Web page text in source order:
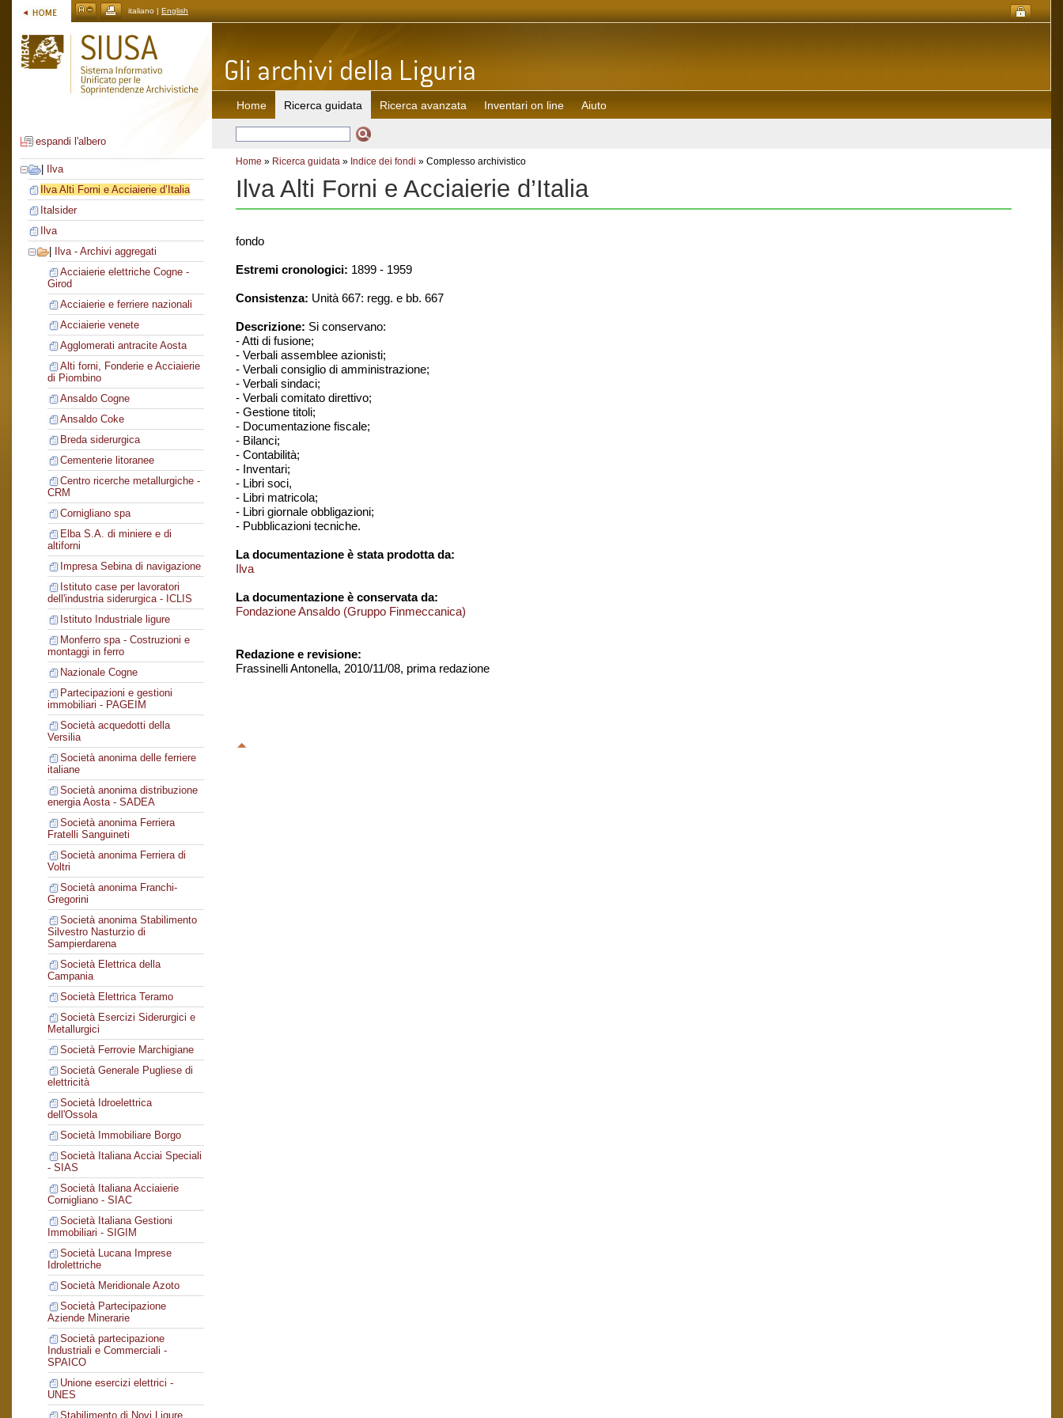
italiano | English
espandi l'albero
Ilva
Ilva Alti Forni e Acciaierie d’Italia
Italsider
Ilva
Ilva - Archivi aggregati
Acciaierie elettriche Cogne -
Girod
Acciaierie e ferriere nazionali
Acciaierie venete
Agglomerati antracite Aosta
Alti forni, Fonderie e Acciaierie
di Piombino
Ansaldo Cogne
Ansaldo Coke
Breda siderurgica
Cementerie litoranee
Centro ricerche metallurgiche -
CRM
Cornigliano spa
Elba S.A. di miniere e di
altiforni
Impresa Sebina di navigazione
Istituto case per lavoratori
dell'industria siderurgica - ICLIS
Istituto Industriale ligure
Monferro spa - Costruzioni e
montaggi in ferro
Nazionale Cogne
Partecipazioni e gestioni
immobiliari - PAGEIM
Società acquedotti della
Versilia
Società anonima delle ferriere
italiane
Società anonima distribuzione
energia Aosta - SADEA
Società anonima Ferriera
Fratelli Sanguineti
Società anonima Ferriera di
Voltri
Società anonima Franchi-
Gregorini
Società anonima Stabilimento
Silvestro Nasturzio di
Sampierdarena
Società Elettrica della
Campania
Società Elettrica Teramo
Società Esercizi Siderurgici e
Metallurgici
Società Ferrovie Marchigiane
Società Generale Pugliese di
elettricità
Società Idroelettrica
dell'Ossola
Società Immobiliare Borgo
Società Italiana Acciai Speciali
- SIAS
Società Italiana Acciaierie
Cornigliano - SIAC
Società Italiana Gestioni
Immobiliari - SIGIM
Società Lucana Imprese
Idrolettriche
Società Meridionale Azoto
Società Partecipazione
Aziende Minerarie
Società partecipazione
Industriali e Commerciali -
SPAICO
Unione esercizi elettrici -
UNES
Stabilimento di Novi Ligure
Home Ricerca guidata Ricerca avanzata Inventari on line Aiuto
Home » Ricerca guidata » Indice dei fondi » Complesso archivistico
Ilva Alti Forni e Acciaierie d’Italia
fondo
Estremi cronologici: 1899 - 1959
Consistenza: Unità 667: regg. e bb. 667
Descrizione: Si conservano:
- Atti di fusione;
- Verbali assemblee azionisti;
- Verbali consiglio di amministrazione;
- Verbali sindaci;
- Verbali comitato direttivo;
- Gestione titoli;
- Documentazione fiscale;
- Bilanci;
- Contabilità;
- Inventari;
- Libri soci,
- Libri matricola;
- Libri giornale obbligazioni;
- Pubblicazioni tecniche.
La documentazione è stata prodotta da:
Ilva
La documentazione è conservata da:
Fondazione Ansaldo (Gruppo Finmeccanica)
Redazione e revisione:
Frassinelli Antonella, 2010/11/08, prima redazione